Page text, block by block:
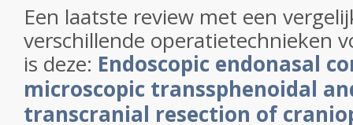
Een laatste review met een
verschillende operatietechnieken
is deze: Endoscopic endonasal
microscopic transsphenoidal
transcranial resection of